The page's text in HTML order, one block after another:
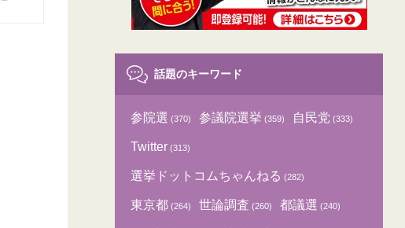
話題のキーワード
参院選 (370) 参議院選挙 (359) 自民党 (333)
Twitter (313)
選挙ドットコムちゃんねる (282)
東京都 (264) 世論調査 (260) 都議選 (240)